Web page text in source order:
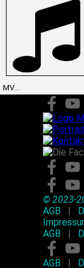
MVS-051_Ski-Lift-Polka_www.m-e-d.swiss
© 2023-
AGB
AGB
AGB